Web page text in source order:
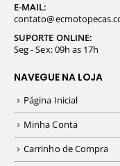
E-MAIL:
SUPORTE ONLINE:
Seg - Sex: 09h as 17h
NAVEGUE NA LOJA
Página Inicial
Minha Conta
Carrinho de Compra